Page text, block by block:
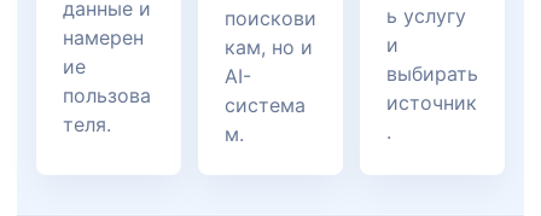
данные и
намерен
ие
пользова
теля.
поискови
кам, но и
AI-
система
м.
ь услугу
и
выбирать
источник
.